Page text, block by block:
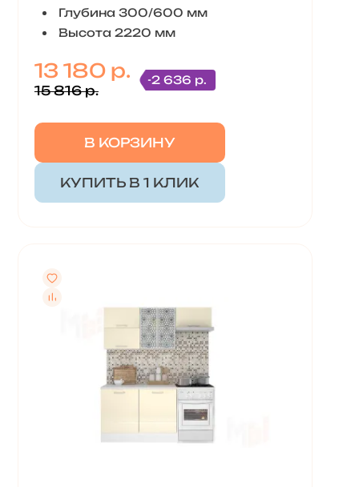
Глубина 300/600 мм
Высота 2220 мм
13 180 р.
15 816 р.
-2 636 р.
В КОРЗИНУ
КУПИТЬ В 1 КЛИК